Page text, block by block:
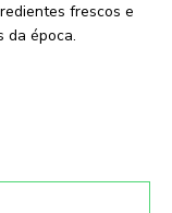
frescos e
da época.